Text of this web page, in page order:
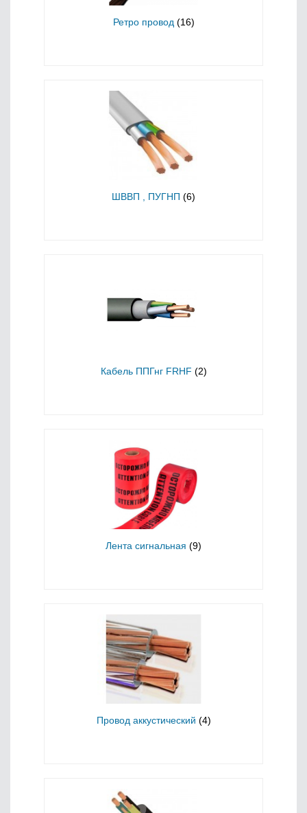
Ретро провод (16)
ШВВП , ПУГНП (6)
Кабель ППГнг FRHF (2)
Лента сигнальная (9)
Провод аккустический (4)